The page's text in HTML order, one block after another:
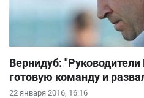
22 января 2016, 16:16
Вернидуб:
готовую команду и